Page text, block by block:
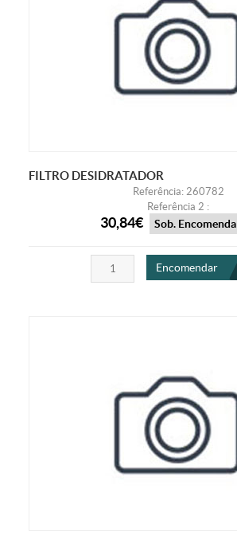
FILTRO DESIDRATADOR
Referência: 260782
Referência 2 :
30,84€ Sob. Encomenda
Encomendar